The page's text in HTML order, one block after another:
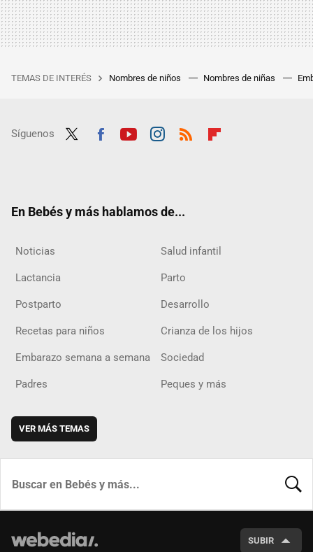
TEMAS DE INTERÉS Nombres de niños Nombres de niñas
Síguenos
En Bebés y más hablamos de...
Noticias Salud infantil
Lactancia Parto
Postparto Desarrollo
Recetas para niños Crianza de los hijos
Embarazo semana a semana Sociedad
Padres Peques y más
VER MÁS TEMAS
SUBIR